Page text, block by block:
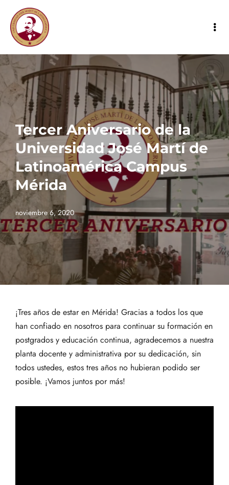
Tercer Aniversario de la
Universidad José Martí de
Latinoamérica Campus
Mérida
noviembre 6, 2020
¡Tres años de estar en Mérida! Gracias a todos los que
han confiado en nosotros para continuar su formación en
postgrados y educación continua, agradecemos a nuestra
planta docente y administrativa por su dedicación, sin
todos ustedes, estos tres años no hubieran podido ser
posible. ¡Vamos juntos por más!